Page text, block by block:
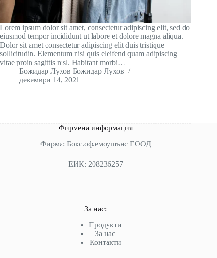
Lorem ipsum dolor sit amet, consectetur adipiscing elit, sed do
eiusmod tempor incididunt ut labore et dolore magna aliqua.
Dolor sit amet consectetur adipiscing elit duis tristique
sollicitudin. Elementum nisi quis eleifend quam adipiscing
vitae proin sagittis nisl. Habitant morbi…
Божидар Лухов Божидар Лухов
декември 14, 2021
Фирмена информация
Фирма: Бокс.оф.емоушънс ЕООД
ЕИК: 208236257
За нас:
Продукти
За нас
Контакти